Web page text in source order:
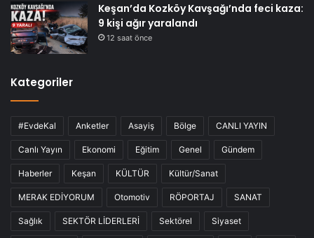
Keşan’da Kozköy Kavşağı’nda feci kaza:
9 kişi ağır yaralandı
12 saat önce
Kategoriler
#EvdeKal Anketler Asayiş Bölge CANLI YAYIN
Canlı Yayın Ekonomi Eğitim Genel Gündem
Haberler Keşan KÜLTÜR Kültür/Sanat
MERAK EDİYORUM Otomotiv RÖPORTAJ SANAT
Sağlık SEKTÖR LİDERLERİ Sektörel Siyaset